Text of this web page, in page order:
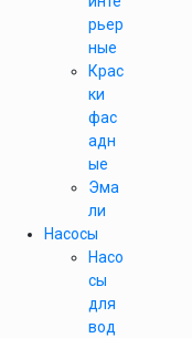
рьер
ные
Крас
ки
фас
адн
ые
Эма
ли
Насосы
Насо
сы
для
вод